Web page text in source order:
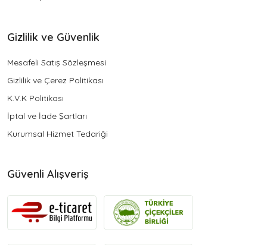
Gizlilik ve Güvenlik
Mesafeli Satış Sözleşmesi
Gizlilik ve Çerez Politikası
K.V.K Politikası
İptal ve İade Şartları
Kurumsal Hizmet Tedariği
Güvenli Alışveriş